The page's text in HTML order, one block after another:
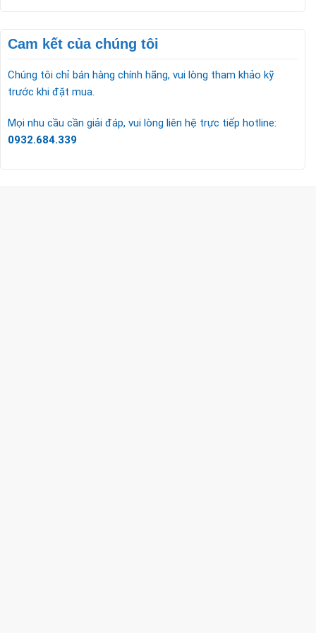
Cam kết của chúng tôi
Chúng tôi chỉ bán hàng chính hãng, vui lòng tham khảo kỹ
trước khi đặt mua.
Mọi nhu cầu cần giải đáp, vui lòng liên hệ trực tiếp hotline:
0932.684.339